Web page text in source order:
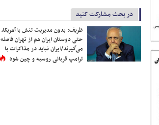
در بحث مشارکت کنید
ظریف: بدون مدیریت تنش با آمریکا،
حتی دوستان ایران هم از تهران فاصله
می‌گیرند/ایران نباید در مذاکرات با
ترامپ قربانی روسیه و چین شود